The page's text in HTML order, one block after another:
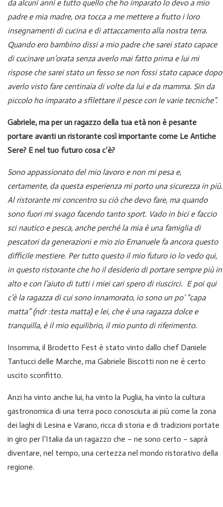
da alcuni anni e tutto quello che ho imparato lo devo a mio
padre e mia madre, ora tocca a me mettere a frutto i loro
insegnamenti di cucina e di attaccamento alla nostra terra.
Quando ero bambino dissi a mio padre che sarei stato capace
di cucinare un’orata senza averlo mai fatto prima e lui mi
rispose che sarei stato un fesso se non fossi stato capace dopo
averlo visto fare centinaia di volte da lui e da mamma. Sin da
piccolo ho imparato a sfilettare il pesce con le varie tecniche”.
Gabriele, ma per un ragazzo della tua età non è pesante
portare avanti un ristorante così importante come Le Antiche
Sere? E nel tuo futuro cosa c’è?
Sono appassionato del mio lavoro e non mi pesa e,
certamente, da questa esperienza mi porto una sicurezza in più.
Al ristorante mi concentro su ciò che devo fare, ma quando
sono fuori mi svago facendo tanto sport. Vado in bici e faccio
sci nautico e pesca, anche perché la mia è una famiglia di
pescatori da generazioni e mio zio Emanuele fa ancora questo
difficile mestiere. Per tutto questo il mio futuro io lo vedo qui,
in questo ristorante che ho il desiderio di portare sempre più in
alto e con l’aiuto di tutti i miei cari spero di riuscirci. E poi qui
c’è la ragazza di cui sono innamorato, io sono un po’ “capa
matta” (ndr :testa matta) e lei, che è una ragazza dolce e
tranquilla, è il mio equilibrio, il mio punto di riferimento.
Insomma, il Brodetto Fest è stato vinto dallo chef Daniele
Tantucci delle Marche, ma Gabriele Biscotti non ne è certo
uscito sconfitto.
Anzi ha vinto anche lui, ha vinto la Puglia, ha vinto la cultura
gastronomica di una terra poco conosciuta ai più come la zona
dei laghi di Lesina e Varano, ricca di storia e di tradizioni portate
in giro per l’Italia da un ragazzo che – ne sono certo – saprà
diventare, nel tempo, una certezza nel mondo ristorativo della
regione.